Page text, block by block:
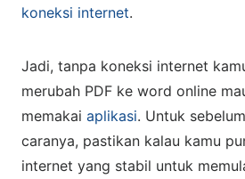
koneksi internet.
Jadi, tanpa koneksi internet
merubah PDF ke word online
memakai aplikasi. Untuk
caranya, pastikan kalau kamu
internet yang stabil untuk